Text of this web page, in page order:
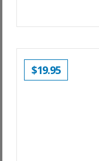
$19.95